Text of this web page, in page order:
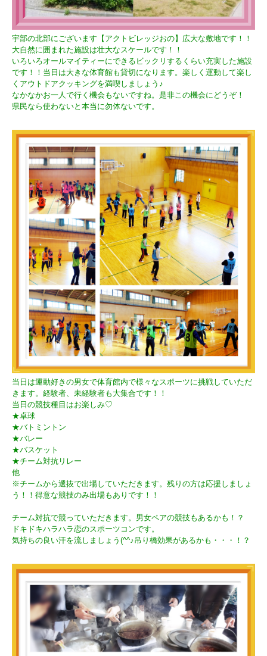
宇部の北部にございます【アクトビレッジおの】広大な敷地です！！
大自然に囲まれた施設は壮大なスケールです！！
いろいろオールマイティーにできるビックリするくらい充実した施設
です！！当日は大きな体育館も貸切になります。楽しく運動して楽し
くアウトドアクッキングを満喫しましょう♪
なかなかお一人で行く機会もないですね。是非この機会にどうぞ！
県民なら使わないと本当に勿体ないです。
当日は運動好きの男女で体育館内で様々なスポーツに挑戦していただ
きます。経験者、未経験者も大集合です！！
当日の競技種目はお楽しみ♡
★卓球
★バトミントン
★バレー
★バスケット
★チーム対抗リレー
他
※チームから選抜で出場していただきます。残りの方は応援しましょ
う！！得意な競技のみ出場もありです！！
チーム対抗で競っていただきます。男女ペアの競技もあるかも！？
ドキドキハラハラ恋のスポーツコンです。
気持ちの良い汗を流しましょう(^^♪吊り橋効果があるかも・・・！？